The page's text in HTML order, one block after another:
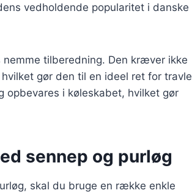
vedholdende popularitet i danske
tilberedning. Den kræver ikke
gør den til en ideel ret for travle
opbevares i køleskabet, hvilket gør
sennep og purløg
skal du bruge en række enkle